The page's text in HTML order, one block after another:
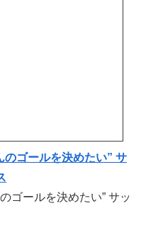
ゴールを決めたい” サ
ゴールを決めたい” サッ